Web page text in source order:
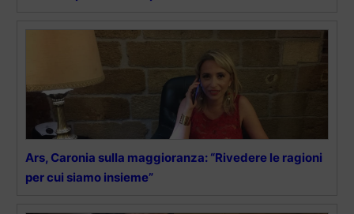
Ars, Caronia sulla maggioranza: “Rivedere le ragioni
per cui siamo insieme”